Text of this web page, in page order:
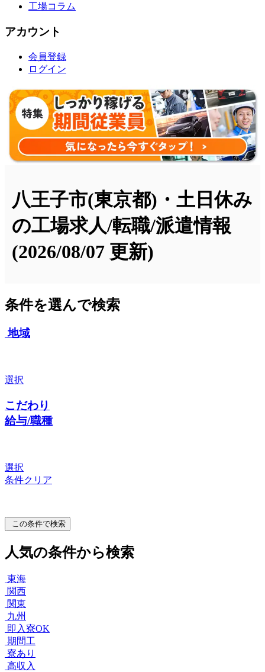
工場コラム
アカウント
会員登録
ログイン
八王子市(東京都)・土日休み
の工場求人/転職/派遣情報
(2026/08/07 更新)
条件を選んで検索
地域
選択
こだわり
給与/職種
選択
条件クリア
この条件で検索
人気の条件から検索
東海
関西
関東
九州
即入寮OK
期間工
寮あり
高収入